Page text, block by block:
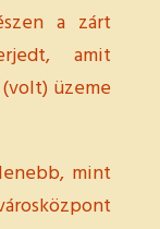
a zárt
amit
üzeme
mint